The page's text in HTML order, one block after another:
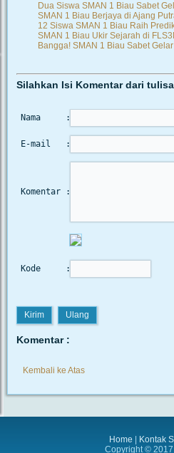
Dua Siswa SMAN 1 Biau Sabet
SMAN 1 Biau Berjaya di Ajang
12 Siswa SMAN 1 Biau Raih
SMAN 1 Biau Ukir Sejarah di
Bangga! SMAN 1 Biau Sabet
Silahkan Isi Komentar dari
Nama     :
E-mail   :
Komentar :
Kode     :
Komentar :
Kembali ke Atas
Home Kontak
Copyright ©